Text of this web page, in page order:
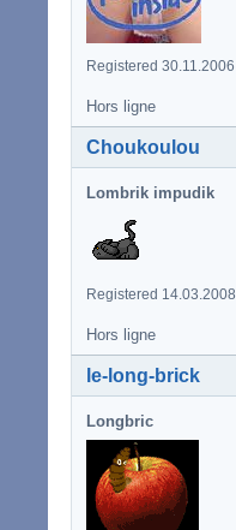
Registered 30.11.2006
Hors ligne
Choukoulou
Lombrik impudik
Registered 14.03.2008
Hors ligne
le-long-brick
Longbric